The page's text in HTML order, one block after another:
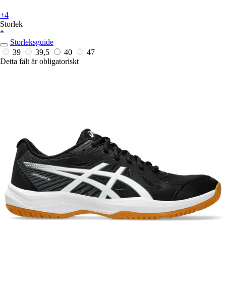
+4
Storlek
*
Storleksguide
39
39,5 40
47
Detta fält är obligatoriskt